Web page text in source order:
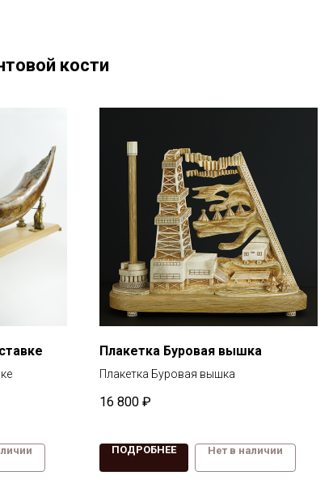
кости
Плакетка Буровая вышка
Плакетка Буровая вышка
16 800 ₽
ПОДРОБНЕЕ Нет в наличии